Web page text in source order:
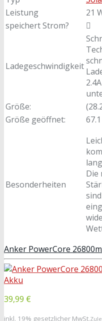
Leistung
21
speichert Strom?
Ladegeschwindigkeit
Größe:
Größe geöffnet:
Besonderheiten
Die
Anker PowerCore
39,99 €
inkl. 19% gesetzlicher MwSt.